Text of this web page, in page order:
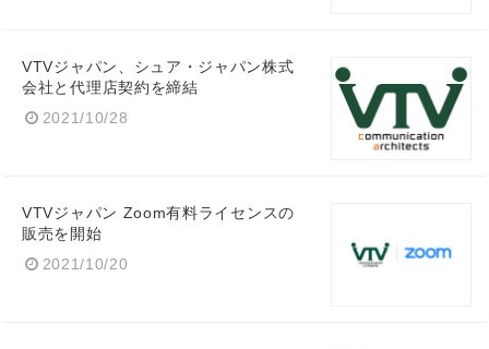
VTVジャパン、シュア・ジャパン株式
会社と代理店契約を締結
2021/10/28
VTVジャパン Zoom有料ライセンスの
販売を開始
2021/10/20